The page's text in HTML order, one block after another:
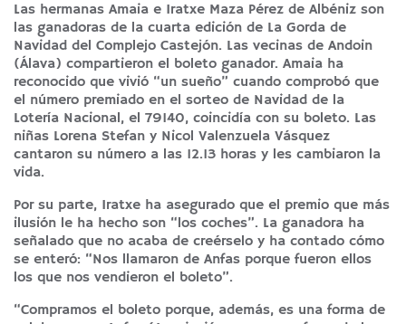
Las hermanas Amaia e Iratxe Maza Pérez de Albéniz son
las ganadoras de la cuarta edición de La Gorda de
Navidad del Complejo Castejón. Las vecinas de Andoin
(Álava) compartieron el boleto ganador. Amaia ha
reconocido que vivió “un sueño” cuando comprobó que
el número premiado en el sorteo de Navidad de la
Lotería Nacional, el 79140, coincidía con su boleto. Las
niñas Lorena Stefan y Nicol Valenzuela Vásquez
cantaron su número a las 12.13 horas y les cambiaron la
vida.
Por su parte, Iratxe ha asegurado que el premio que más
ilusión le ha hecho son “los coches”. La ganadora ha
señalado que no acaba de creérselo y ha contado cómo
se enteró: “Nos llamaron de Anfas porque fueron ellos
los que nos vendieron el boleto”.
“Compramos el boleto porque, además, es una forma de